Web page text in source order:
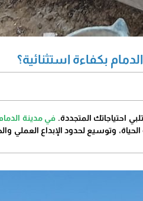
بكفاءة استثنائية؟
احتياجاتك المتجددة. في مدينة
وتوسيع لحدود الإبداع العملي